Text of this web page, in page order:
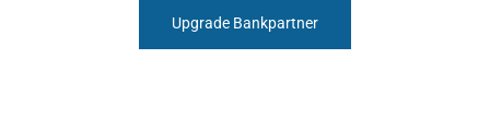
Upgrade Bankpartner